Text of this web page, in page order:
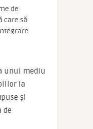
de
care să
unui mediu
la
și
de